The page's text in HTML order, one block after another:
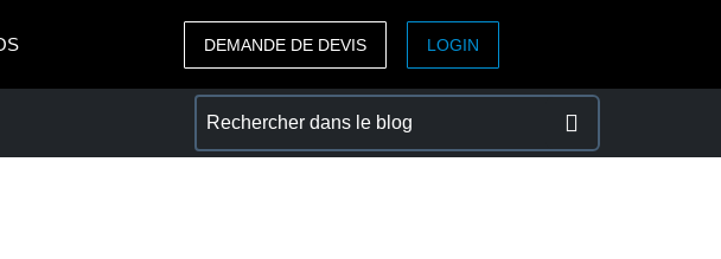
ASIA PACIFIC
DEMANDE DE DEVIS LOGIN